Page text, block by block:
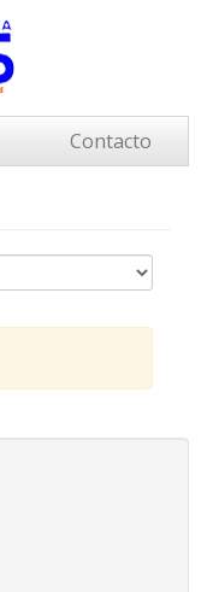
Contacto